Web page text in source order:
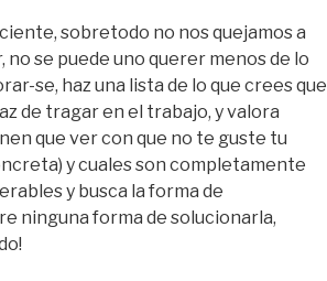
sobretodo no nos quejamos a
se puede uno querer menos de lo
se, haz una lista de lo que crees que
de tragar en el trabajo, y valora
que ver con que no te guste tu
y cuales son completamente
y busca la forma de
ninguna forma de solucionarla,